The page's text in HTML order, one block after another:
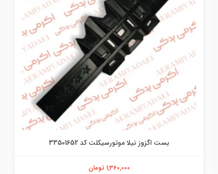
بست اگزوز نیلا موتورسیکلت کد 33501652
1,360,000 تومان